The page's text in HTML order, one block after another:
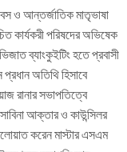
ও আন্তর্জাতিক মাতৃভাষা
কার্যকরী পরিষদের অভিষেক
ব্যাংকুইটিং হতে প্রবাসী
অতিথি হিসাবে
রানার সভাপতিত্বে
আক্তার ও কাউন্সিলর
করেন মাস্টার এসএম